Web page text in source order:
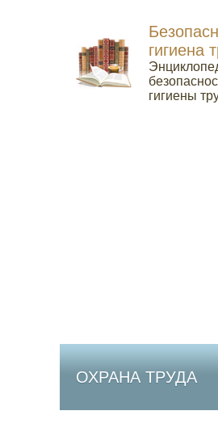
гигиена
гигиены
ОХРАНА ТРУДА